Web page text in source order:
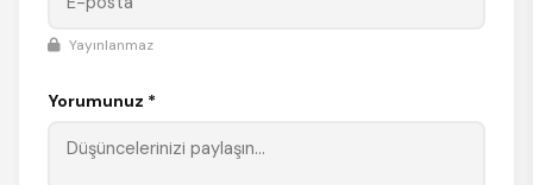
Yayınlanmaz
Yorumunuz *